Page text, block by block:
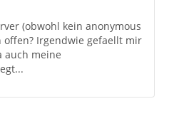
(obwohl kein anonymous
offen? Irgendwie gefaellt mir
auch meine